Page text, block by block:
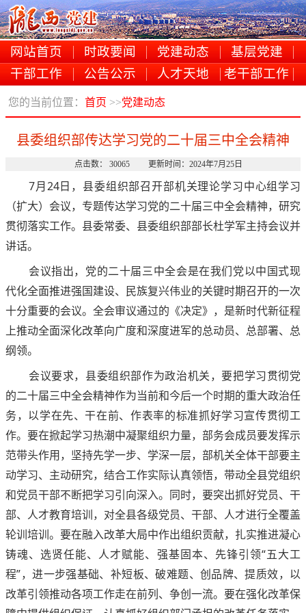
网站首页 时政要闻 党建动态
基层党建
干部工作
公告公示 人才天地 老干部工作
您的当前位置： 首页 >>党建动态
县委组织部传达学习党的二十届三中全会精神
点击数： 30065 更新时间：2024年7月25日
7月24日，县委组织部召开部机关理论学习中心组学习
（扩大）会议，专题传达学习党的二十届三中全会精神，研究
贯彻落实工作。县委常委、县委组织部部长杜学军主持会议并
讲话。
会议指出，党的二十届三中全会是在我们党以中国式现
代化全面推进强国建设、民族复兴伟业的关键时期召开的一次
十分重要的会议。全会审议通过的《决定》，是新时代新征程
上推动全面深化改革向广度和深度进军的总动员、总部署、总
纲领。
会议要求，县委组织部作为政治机关，要把学习贯彻党
的二十届三中全会精神作为当前和今后一个时期的重大政治任
务，以学在先、干在前、作表率的标准抓好学习宣传贯彻工
作。要在掀起学习热潮中凝聚组织力量，部务会成员要发挥示
范带头作用，坚持先学一步、学深一层，部机关全体干部要主
动学习、主动研究，结合工作实际认真领悟，带动全县党组织
和党员干部不断把学习引向深入。同时，要突出抓好党员、干
部、人才教育培训，对全县各级党员、干部、人才进行全覆盖
轮训培训。要在融入改革大局中作出组织贡献，扎实推进凝心
铸魂、选贤任能、人才赋能、强基固本、先锋引领“五大工
程”，进一步强基础、补短板、破难题、创品牌、提质效，以
改革引领推动各项工作走在前列、争创一流。要在强化改革保